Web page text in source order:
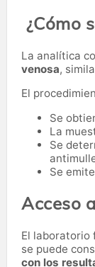
¿Cómo
La analítica
venosa,
El
Se
La
Se
Se
Acceso
El laboratorio
se puede
con los